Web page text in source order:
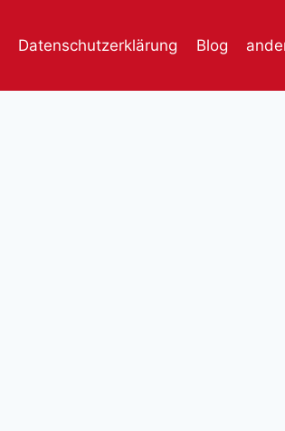
Datenschutzerklärung Blog